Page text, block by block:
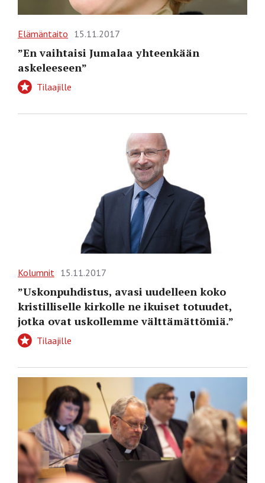
Elämäntaito 15.11.2017
”En vaihtaisi Jumalaa yhteenkään
askeleeseen”
Tilaajille
Kolumnit 15.11.2017
”Uskonpuhdistus, avasi uudelleen koko
kristilliselle kirkolle ne ikuiset totuudet,
jotka ovat ­uskollemme välttämättömiä.”
Tilaajille